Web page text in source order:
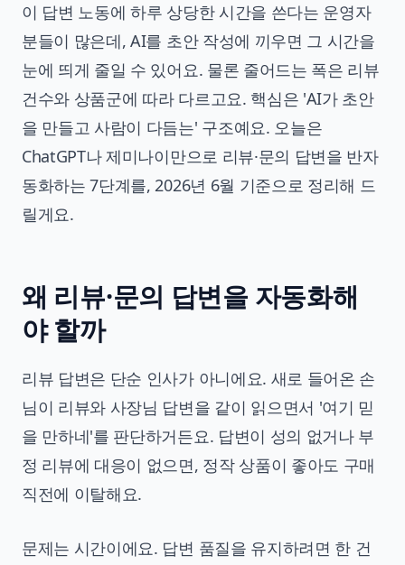
이 답변 노동에 하루 상당한 시간을 쓴다는 운영자
분들이 많은데, AI를 초안 작성에 끼우면 그 시간을
눈에 띄게 줄일 수 있어요. 물론 줄어드는 폭은 리뷰
건수와 상품군에 따라 다르고요. 핵심은 'AI가 초안
을 만들고 사람이 다듬는' 구조예요. 오늘은
ChatGPT나 제미나이만으로 리뷰·문의 답변을 반자
동화하는 7단계를, 2026년 6월 기준으로 정리해 드
릴게요.
왜 리뷰·문의 답변을 자동화해
야 할까
리뷰 답변은 단순 인사가 아니에요. 새로 들어온 손
님이 리뷰와 사장님 답변을 같이 읽으면서 '여기 믿
을 만하네'를 판단하거든요. 답변이 성의 없거나 부
정 리뷰에 대응이 없으면, 정작 상품이 좋아도 구매
직전에 이탈해요.
문제는 시간이에요. 답변 품질을 유지하려면 한 건